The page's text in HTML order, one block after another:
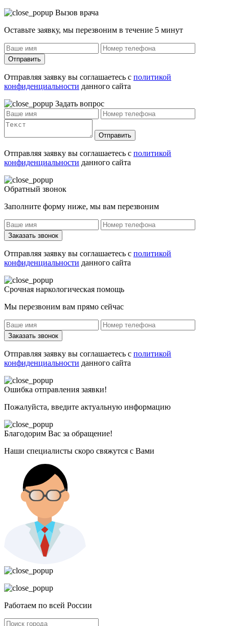
Вызов врача
Оставьте заявку, мы перезвоним в течение 5 минут
Отправить
Отправляя заявку вы соглашаетесь с политикой
конфиденциальности данного сайта
Задать вопрос
Отправить
Отправляя заявку вы соглашаетесь с политикой
конфиденциальности данного сайта
Обратный звонок
Заполните форму ниже, мы вам перезвоним
Заказать звонок
Отправляя заявку вы соглашаетесь с политикой
конфиденциальности данного сайта
Срочная наркологическая помощь
Мы перезвоним вам прямо сейчас
Заказать звонок
Отправляя заявку вы соглашаетесь с политикой
конфиденциальности данного сайта
Ошибка отправления заявки!
Пожалуйста, введите актуальную информацию
Благодорим Вас за обращение!
Наши специалисты скоро свяжутся с Вами
Работаем по всей России